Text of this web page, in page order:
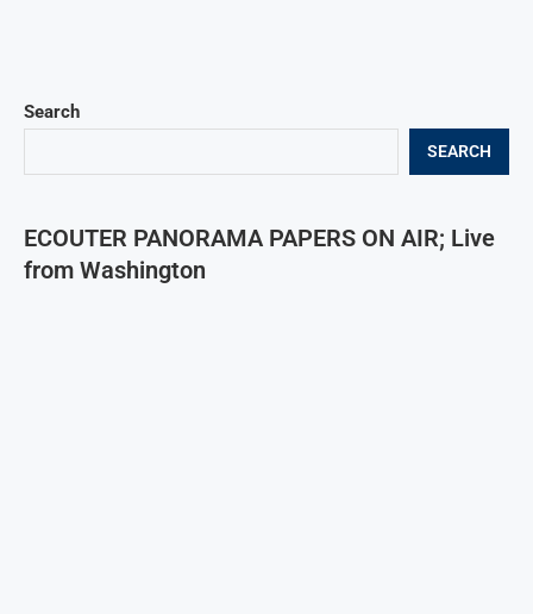
Search
SEARCH
ECOUTER PANORAMA PAPERS ON AIR; Live
from Washington